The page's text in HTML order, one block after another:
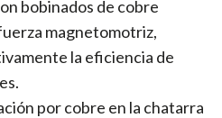
bobinados de cobre
magnetomotriz,
la eficiencia de
por cobre en la chatarra